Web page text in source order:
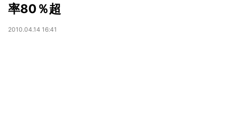
率80％超
2010.04.14 16:41